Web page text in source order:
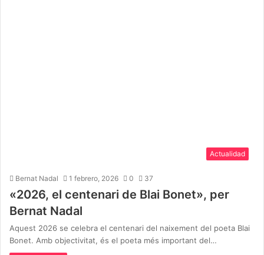
Actualidad
Bernat Nadal 1 febrero, 2026 0 37
«2026, el centenari de Blai Bonet», per
Bernat Nadal
Aquest 2026 se celebra el centenari del naixement del poeta Blai
Bonet. Amb objectivitat, és el poeta més important del…